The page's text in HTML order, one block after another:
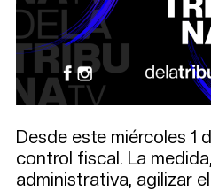
Desde este miércoles 1
control fiscal. La
administrativa, agilizar